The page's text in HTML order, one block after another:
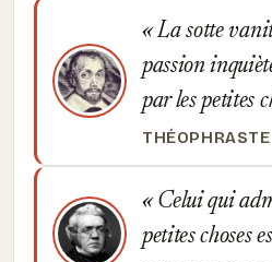
La sotte
passion
par les petites
THÉOPHRASTE
Celui qui
petites choses